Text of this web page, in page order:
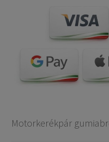
Motorkerékpár